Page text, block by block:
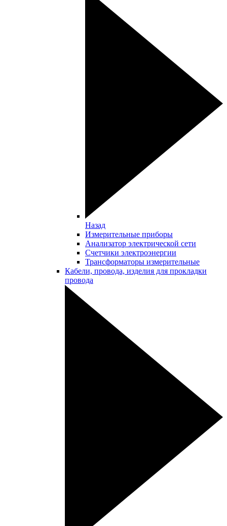
Назад
Измерительные приборы
Анализатор электрической сети
Счетчики электроэнергии
Трансформаторы измерительные
Кабели, провода, изделия для прокладки
провода